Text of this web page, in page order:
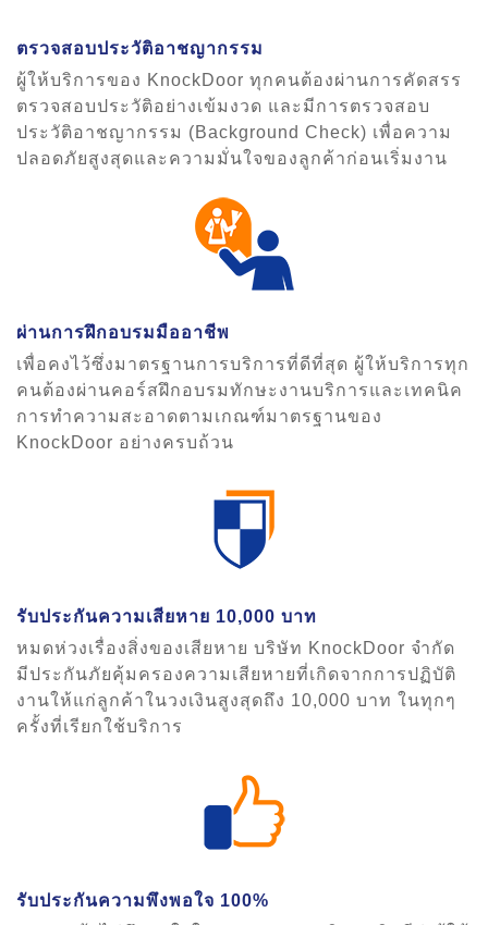
ตรวจสอบประวัติอาชญากรรม
ผู้ให้บริการของ KnockDoor ทุกคนต้องผ่านการคัดสรร
ตรวจสอบประวัติอย่างเข้มงวด และมีการตรวจสอบ
ประวัติอาชญากรรม (Background Check) เพื่อความ
ปลอดภัยสูงสุดและความมั่นใจของลูกค้าก่อนเริ่มงาน
ผ่านการฝึกอบรมมืออาชีพ
เพื่อคงไว้ซึ่งมาตรฐานการบริการที่ดีที่สุด ผู้ให้บริการทุก
คนต้องผ่านคอร์สฝึกอบรมทักษะงานบริการและเทคนิค
การทำความสะอาดตามเกณฑ์มาตรฐานของ
KnockDoor อย่างครบถ้วน
รับประกันความเสียหาย 10,000 บาท
หมดห่วงเรื่องสิ่งของเสียหาย บริษัท KnockDoor จำกัด
มีประกันภัยคุ้มครองความเสียหายที่เกิดจากการปฏิบัติ
งานให้แก่ลูกค้าในวงเงินสูงสุดถึง 10,000 บาท ในทุกๆ
ครั้งที่เรียกใช้บริการ
รับประกันความพึงพอใจ 100%